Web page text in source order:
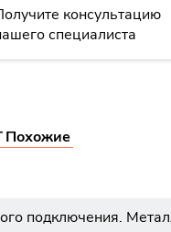
консультацию
специалиста
Похожие
подключения.